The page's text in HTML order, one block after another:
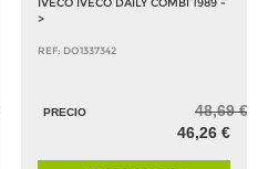
>
REF: DO1337342
PRECIO
48,69 €
46,26 €